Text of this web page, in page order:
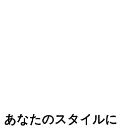
あなたのスタイルに